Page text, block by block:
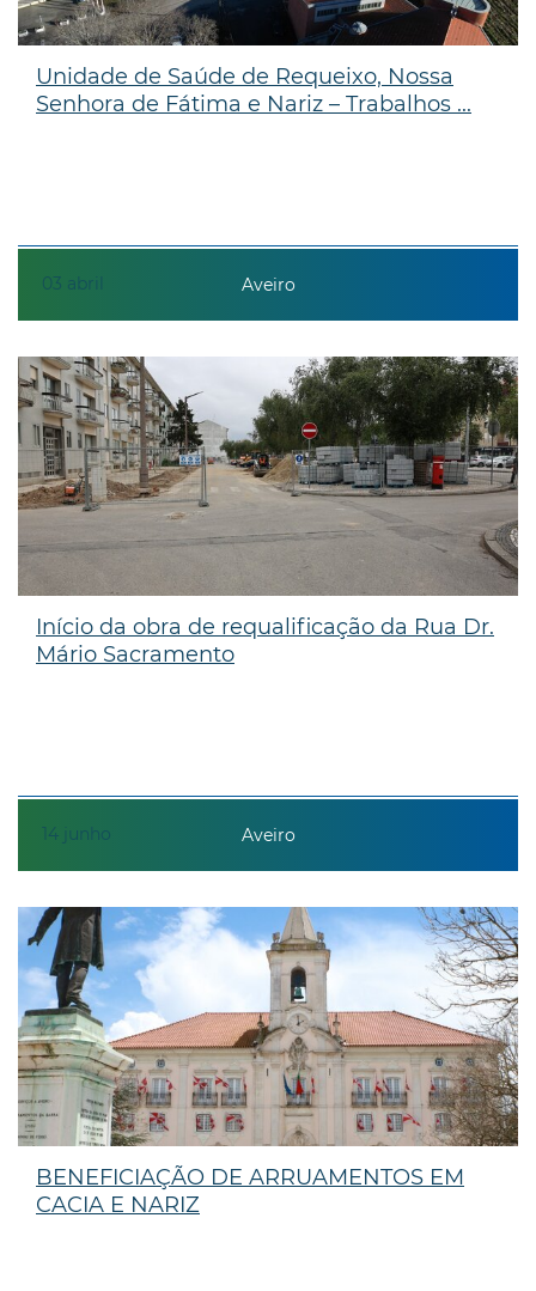
03 abril
Unidade de Saúde de Requeixo, Nossa
Senhora de Fátima e Nariz – Trabalhos ...
Aveiro
14 junho
Início da obra de requalificação da Rua Dr.
Mário Sacramento
Aveiro
BENEFICIAÇÃO DE ARRUAMENTOS EM
CACIA E NARIZ